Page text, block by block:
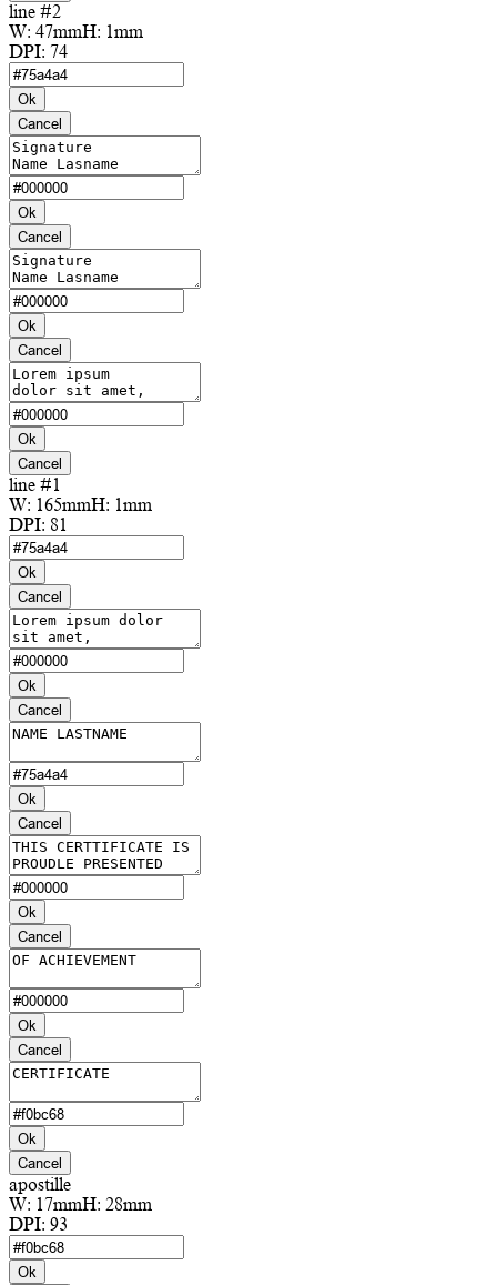
line #2
W: 47mmH: 1mm
DPI: 74
Ok
Cancel
Ok
Cancel
Ok
Cancel
Ok
Cancel
line #1
W: 165mmH: 1mm
DPI: 81
Ok
Cancel
Ok
Cancel
Ok
Cancel
Ok
Cancel
Ok
Cancel
Ok
Cancel
apostille
W: 17mmH: 28mm
DPI: 93
Ok